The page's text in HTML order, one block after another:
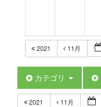
2021 11月
カテゴリ
2021 11月